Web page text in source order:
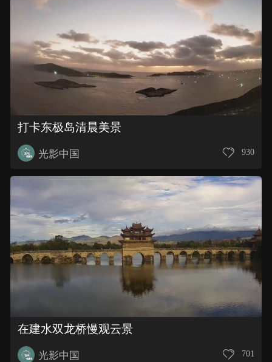
打卡东极岛清晨美景
光影中国 930
在建水双龙桥慢观云景
光影中国 701